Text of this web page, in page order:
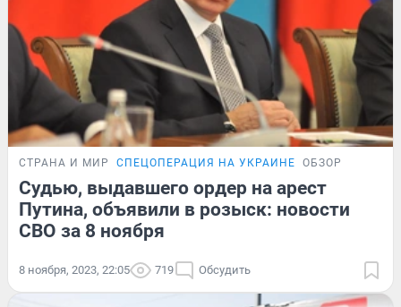
СТРАНА И МИР СПЕЦОПЕРАЦИЯ НА УКРАИНЕ ОБЗОР
Судью, выдавшего ордер на арест
Путина, объявили в розыск: новости
СВО за 8 ноября
8 ноября, 2023, 22:05 719 Обсудить